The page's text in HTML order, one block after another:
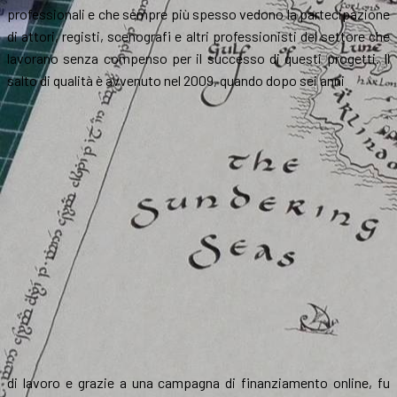
professionali e che sempre più spesso vedono la partecipazione
di attori, registi, scenografi e altri professionisti del settore che
lavorano senza compenso per il successo di questi progetti. Il
salto di qualità è avvenuto nel 2009, quando dopo sei anni
di lavoro e grazie a una campagna di finanziamento online, fu